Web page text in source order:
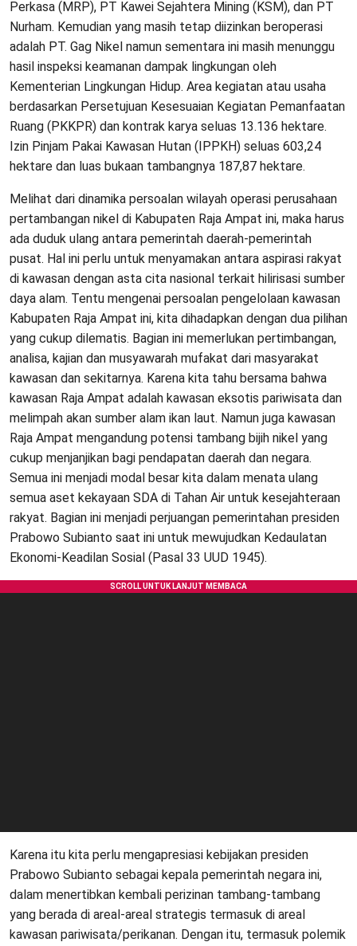
Perkasa (MRP), PT Kawei Sejahtera Mining (KSM), dan PT
Nurham. Kemudian yang masih tetap diizinkan beroperasi
adalah PT. Gag Nikel namun sementara ini masih menunggu
hasil inspeksi keamanan dampak lingkungan oleh
Kementerian Lingkungan Hidup. Area kegiatan atau usaha
berdasarkan Persetujuan Kesesuaian Kegiatan Pemanfaatan
Ruang (PKKPR) dan kontrak karya seluas 13.136 hektare.
Izin Pinjam Pakai Kawasan Hutan (IPPKH) seluas 603,24
hektare dan luas bukaan tambangnya 187,87 hektare.
Melihat dari dinamika persoalan wilayah operasi perusahaan
pertambangan nikel di Kabupaten Raja Ampat ini, maka harus
ada duduk ulang antara pemerintah daerah-pemerintah
pusat. Hal ini perlu untuk menyamakan antara aspirasi rakyat
di kawasan dengan asta cita nasional terkait hilirisasi sumber
daya alam. Tentu mengenai persoalan pengelolaan kawasan
Kabupaten Raja Ampat ini, kita dihadapkan dengan dua pilihan
yang cukup dilematis. Bagian ini memerlukan pertimbangan,
analisa, kajian dan musyawarah mufakat dari masyarakat
kawasan dan sekitarnya. Karena kita tahu bersama bahwa
kawasan Raja Ampat adalah kawasan eksotis pariwisata dan
melimpah akan sumber alam ikan laut. Namun juga kawasan
Raja Ampat mengandung potensi tambang bijih nikel yang
cukup menjanjikan bagi pendapatan daerah dan negara.
Semua ini menjadi modal besar kita dalam menata ulang
semua aset kekayaan SDA di Tahan Air untuk kesejahteraan
rakyat. Bagian ini menjadi perjuangan pemerintahan presiden
Prabowo Subianto saat ini untuk mewujudkan Kedaulatan
Ekonomi-Keadilan Sosial (Pasal 33 UUD 1945).
Karena itu kita perlu mengapresiasi kebijakan presiden
Prabowo Subianto sebagai kepala pemerintah negara ini,
dalam menertibkan kembali perizinan tambang-tambang
yang berada di areal-areal strategis termasuk di areal
kawasan pariwisata/perikanan. Dengan itu, termasuk polemik